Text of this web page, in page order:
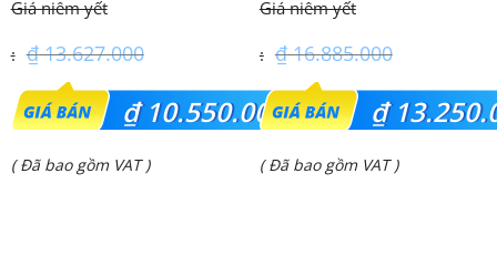
₫13.627.000
Giá
gốc
là:
₫10.550.000
Giá
( Đã bao gồm VAT )
₫16.885.000
Giá
gốc
là:
₫
Giá
( Đã bao gồm VAT )